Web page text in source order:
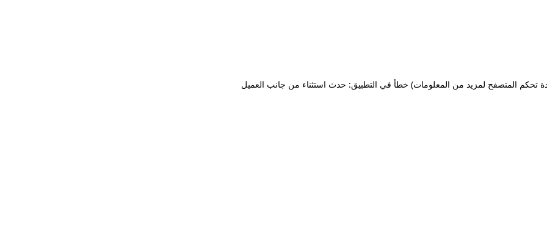
خطأ في التطبيق: حدث استثناء من جانب العميل تحكم المتصفح لمزيد من المعلومات)